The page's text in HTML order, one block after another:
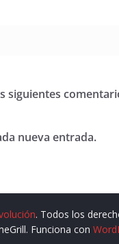
siguientes
nueva entrada.
. Todos los
Funciona con